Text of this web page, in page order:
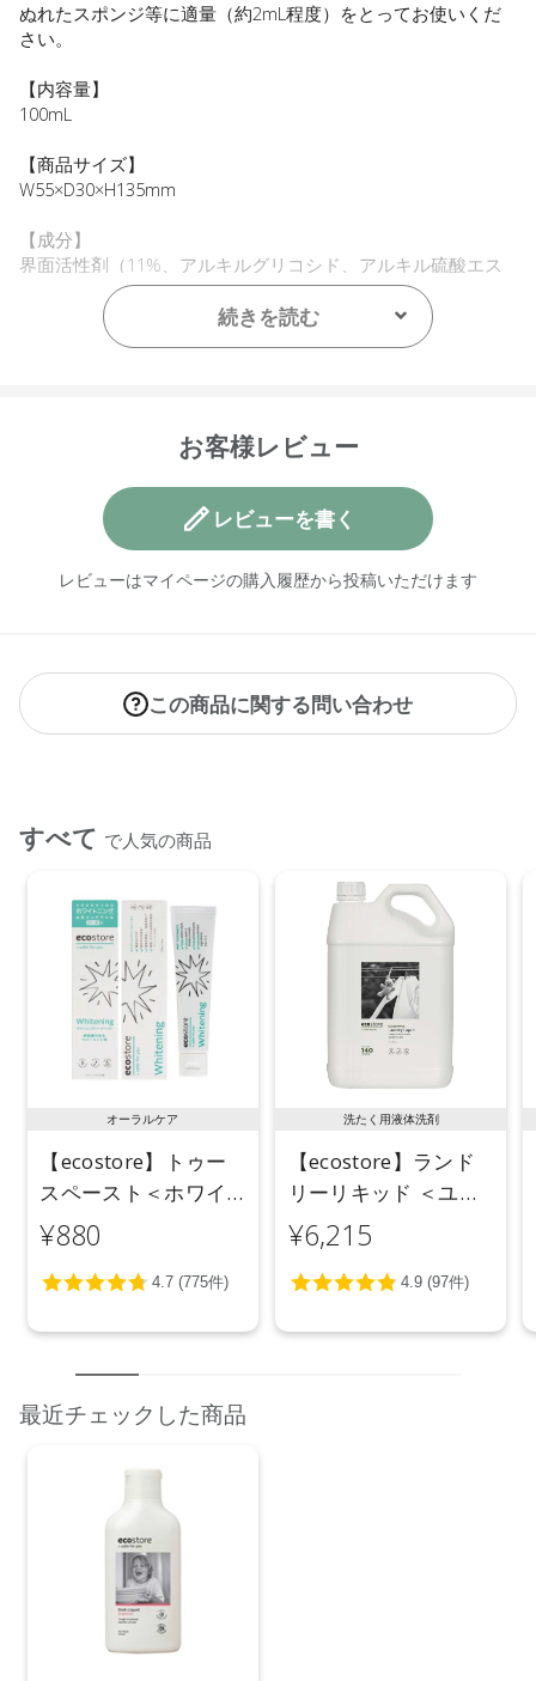
ぬれたスポンジ等に適量（約2mL程度）をとってお使いくだ
さい。
【内容量】
100mL
【商品サイズ】
W55×D30×H135mm
【成分】
界面活性剤（11%、アルキルグリコシド、アルキル硫酸エス
テルナトリウム、アルキルアミンオキシド）、pH調整剤、増
粘剤、香料
店舗でお問い合わせの際には、下記品番をお伝え下さい。
9420015010497
【店舗発売日】
CosmeKitchen 取り扱いなし
Biople 取り扱いなし
にお問い合わせください。
※発売日は予告なく変更する可能性がございます。予めご了承
ください。
●パッケージのリニューアル等の理由により、成分・処方が記
載と異なる場合がございます。
●予告なくパッケージ仕様が変更になる場合がございます。
続きを読む
お客様レビュー
レビューを書く
レビューはマイページの購入履歴から投稿いただけます
この商品に関する問い合わせ
すべて で人気の商品
オーラルケア
【ecostore】トゥー
スペースト＜ホワイ
トニング＞ 100g
¥880
洗たく用液体洗剤
【ecostore】ランド
リーリキッド ＜ユー
カリ＞ 5L
¥6,215
最近チェックした商品